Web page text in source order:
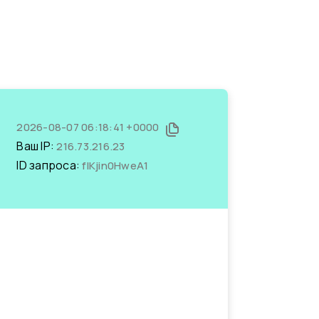
2026-08-07 06:18:41 +0000
Ваш IP:216.73.216.23
ID запроса:fIKjin0HweA1